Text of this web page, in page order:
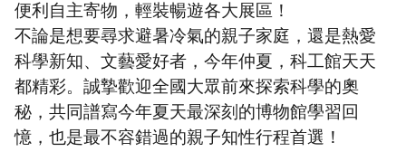
便利自主寄物，輕裝暢遊各大展區！
不論是想要尋求避暑冷氣的親子家庭，還是熱愛
科學新知、文藝愛好者，今年仲夏，科工館天天
都精彩。誠摯歡迎全國大眾前來探索科學的奧
秘，共同譜寫今年夏天最深刻的博物館學習回
憶，也是最不容錯過的親子知性行程首選！